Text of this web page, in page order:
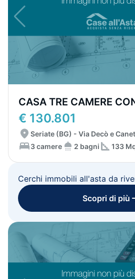
CASA TRE CAMERE
€ 130.801
Seriate (BG) - Via Decò e
3 camere
2 bagni 133
Cerchi immobili all'asta da
Scopri di più